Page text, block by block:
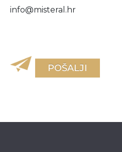
info@misteral.hr
POŠALJI